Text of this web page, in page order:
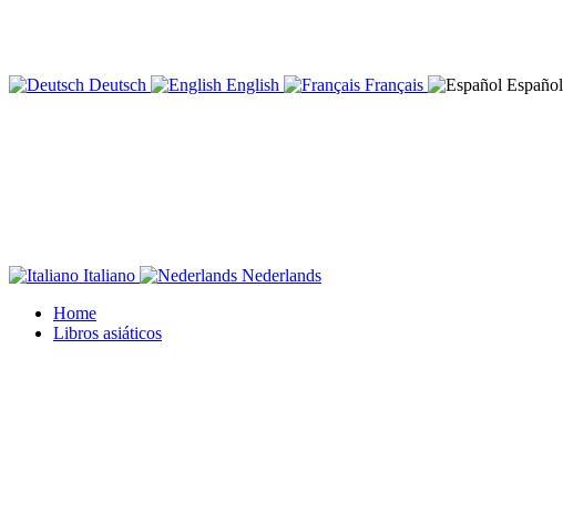
Deutsch English Français Español
Italiano
Nederlands
Home
Libros asiáticos